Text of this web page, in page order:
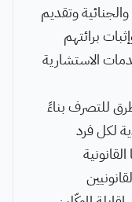
والجنائية وتقديم
برائتهم
الاستشارية
للتصرف بناءً
لكل فرد